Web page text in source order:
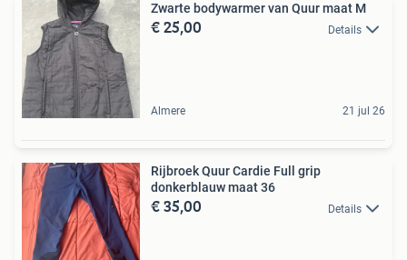
Zwarte bodywarmer van Quur maat M
€ 25,00 Details
Almere 21 jul 26
Rijbroek Quur Cardie Full grip
donkerblauw maat 36
€ 35,00 Details